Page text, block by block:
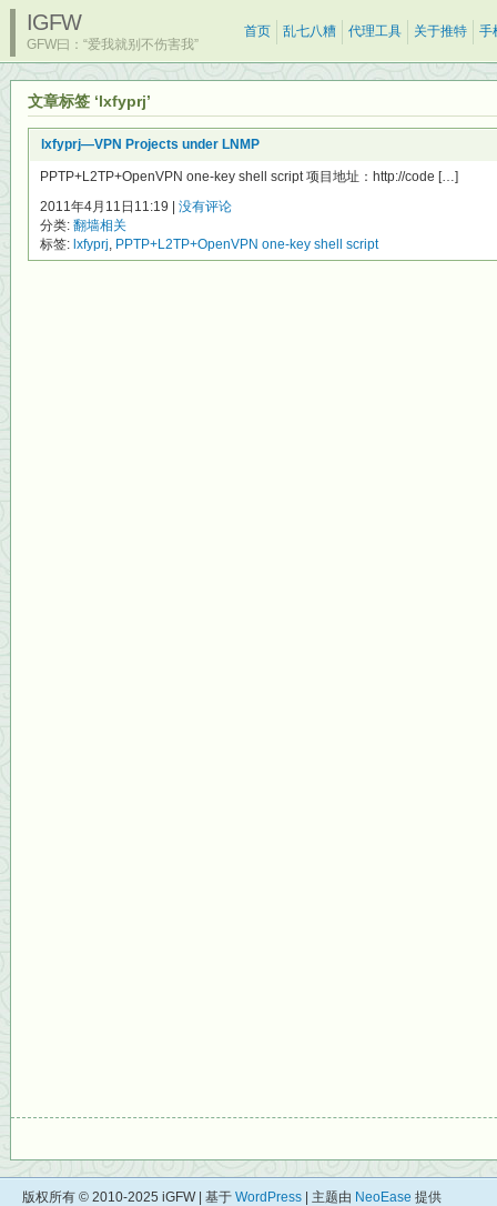
IGFW
GFW曰：“爱我就别不伤害我”
首页 乱七八糟 代理工具 关于推特 手
文章标签 ‘lxfyprj’
lxfyprj—VPN Projects under LNMP
PPTP+L2TP+OpenVPN one-key shell script 项目地址：http://code […]
2011年4月11日11:19 | 没有评论
分类: 翻墙相关
标签: lxfyprj, PPTP+L2TP+OpenVPN one-key shell script
版权所有 © 2010-2025 iGFW | 基于 WordPress | 主题由 NeoEase 提供